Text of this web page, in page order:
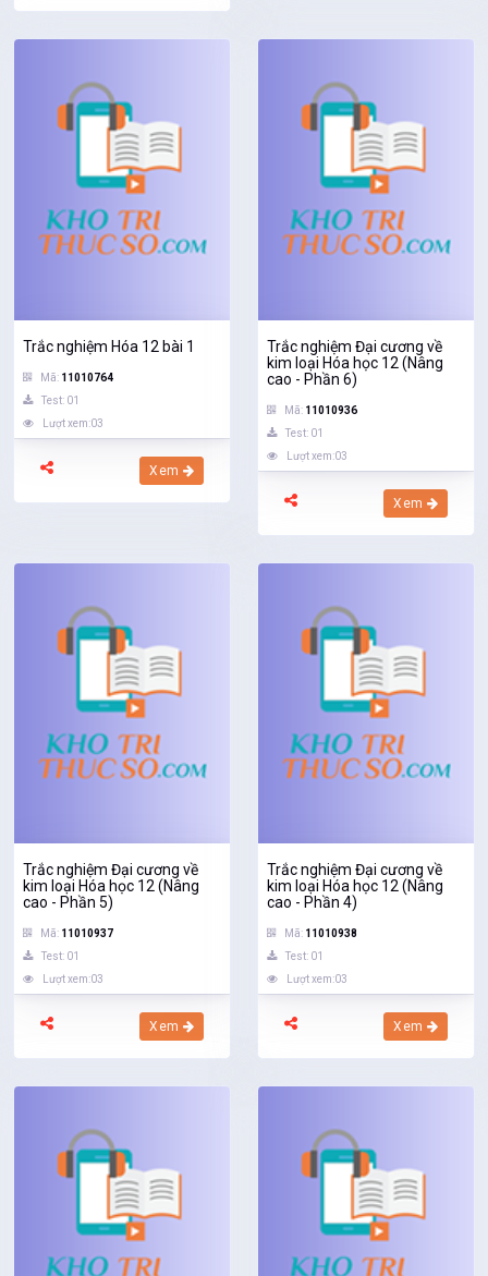
Trắc nghiệm Hóa 12 bài 1
Mã: 11010764
Test: 01
Lượt xem:03
Xem
Trắc nghiệm Đại cương về
kim loại Hóa học 12 (Nâng
cao - Phần 6)
Mã: 11010936
Test: 01
Lượt xem:03
Xem
Trắc nghiệm Đại cương về
kim loại Hóa học 12 (Nâng
cao - Phần 5)
Mã: 11010937
Test: 01
Lượt xem:03
Xem
Trắc nghiệm Đại cương về
kim loại Hóa học 12 (Nâng
cao - Phần 4)
Mã: 11010938
Test: 01
Lượt xem:03
Xem